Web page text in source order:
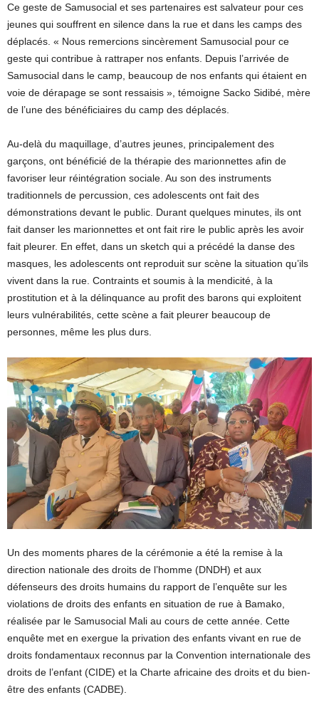
Ce geste de Samusocial et ses partenaires est salvateur pour ces
jeunes qui souffrent en silence dans la rue et dans les camps des
déplacés. « Nous remercions sincèrement Samusocial pour ce
geste qui contribue à rattraper nos enfants. Depuis l’arrivée de
Samusocial dans le camp, beaucoup de nos enfants qui étaient en
voie de dérapage se sont ressaisis », témoigne Sacko Sidibé, mère
de l’une des bénéficiaires du camp des déplacés.
Au-delà du maquillage, d’autres jeunes, principalement des
garçons, ont bénéficié de la thérapie des marionnettes afin de
favoriser leur réintégration sociale. Au son des instruments
traditionnels de percussion, ces adolescents ont fait des
démonstrations devant le public. Durant quelques minutes, ils ont
fait danser les marionnettes et ont fait rire le public après les avoir
fait pleurer. En effet, dans un sketch qui a précédé la danse des
masques, les adolescents ont reproduit sur scène la situation qu’ils
vivent dans la rue. Contraints et soumis à la mendicité, à la
prostitution et à la délinquance au profit des barons qui exploitent
leurs vulnérabilités, cette scène a fait pleurer beaucoup de
personnes, même les plus durs.
Un des moments phares de la cérémonie a été la remise à la
direction nationale des droits de l’homme (DNDH) et aux
défenseurs des droits humains du rapport de l’enquête sur les
violations de droits des enfants en situation de rue à Bamako,
réalisée par le Samusocial Mali au cours de cette année. Cette
enquête met en exergue la privation des enfants vivant en rue de
droits fondamentaux reconnus par la Convention internationale des
droits de l’enfant (CIDE) et la Charte africaine des droits et du bien-
être des enfants (CADBE).